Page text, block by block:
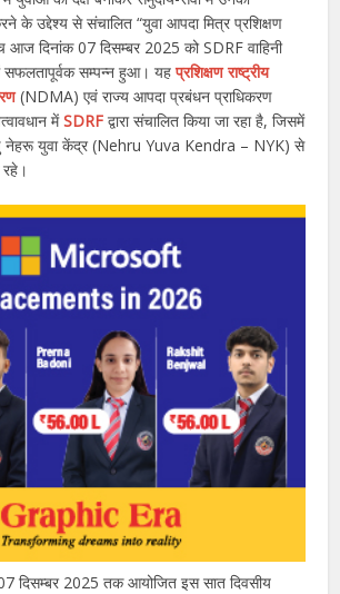
के उद्देश्य से संचालित “युवा आपदा मित्र प्रशिक्षण
आज दिनांक 07 दिसम्बर 2025 को SDRF वाहिनी
सफलतापूर्वक सम्पन्न हुआ। यहप्रशिक्षण राष्ट्रीय
(NDMA) एवं राज्य आपदा प्रबंधन प्राधिकरण
मेंSDRFद्वारा संचालित किया जा रहा है, जिसमें
नेहरू युवा केंद्र (Nehru Yuva Kendra – NYK) से
दिसम्बर 2025 तक आयोजित इस सात दिवसीय